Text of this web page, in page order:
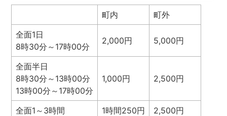
町内
町外
全面1日
8時30分～17時00分
2,000円 5,000円
全面半日
8時30分～13時00分
13時00分～17時00分
1,000円 2,500円
全面1～3時間 1時間250円
2,500円